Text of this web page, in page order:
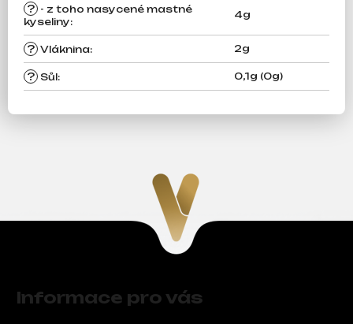
? - z toho nasycené mastné
kyseliny:
4g
? Vláknina: 2g
? Sůl: 0,1g (0g)
Informace pro vás